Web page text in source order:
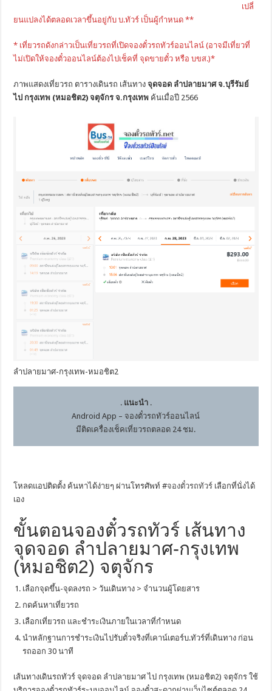
เปลี่
ยนแปลงได้ตลอดเวลาขึ้นอยู่กับ บ.ทัวร์ เป็นผู้กำหนด **
* เที่ยวรถดังกล่าวเป็นเที่ยวรถที่เปิดจองตั๋วรถทัวร์ออนไลน์ (อาจมีเที่ยวที่
ไม่เปิดให้จองตั๋วออนไลน์ต้องไปเช็คที่ จุดขายตั๋ว หรือ บขส.)*
ภาพแสดงเที่ยวรถ ตารางเดินรถ เส้นทางจุดจอด ลำปลายมาศ จ.บุรีรัมย์
ไป กรุงเทพ (หมอชิต2) จตุจักร จ.กรุงเทพ ค้นเมื่อปี 2566
ลำปลายมาศ-กรุงเทพ-หมอชิต2
. แนะนำ.
Android App – จองตั๋วรถทัวร์ออนไลน์
มีติดเครื่องเช็คเที่ยวรถตลอด 24 ชม.
โหลดแอปติดตั้ง ค้นหาได้ง่ายๆ ผ่านโทรศัพท์ #จองตั๋วรถทัวร์ เลือกที่นั่งได้
เอง
ขั้นตอนจองตั๋วรถทัวร์ เส้นทาง
จุดจอด ลำปลายมาศ-กรุงเทพ
(หมอชิต2) จตุจักร
เลือกจุดขึ้น-จุดลงรถ > วันเดินทาง > จำนวนผู้โดยสาร
กดค้นหาเที่ยวรถ
เลือกเที่ยวรถ และชำระเงินภายในเวลาที่กำหนด
นำหลักฐานการชำระเงินไปรับตั๋วจริงที่เคาน์เตอร์บ.ทัวร์ที่เดินทาง ก่อน
รถออก 30 นาที
เส้นทางเดินรถทัวร์ จุดจอด ลำปลายมาศ ไป กรุงเทพ (หมอชิต2) จตุจักร ใช้